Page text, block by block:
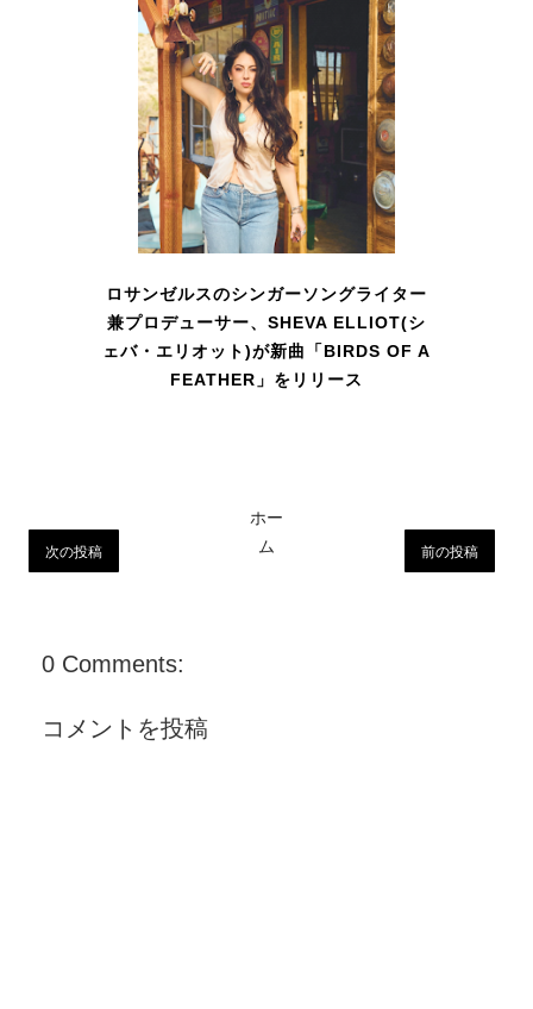
ロサンゼルスのシンガーソングライター
兼プロデューサー、SHEVA ELLIOT(シ
ェバ・エリオット)が新曲「BIRDS OF A
FEATHER」をリリース
次の投稿 前の投稿
ホー
ム
0 Comments:
コメントを投稿